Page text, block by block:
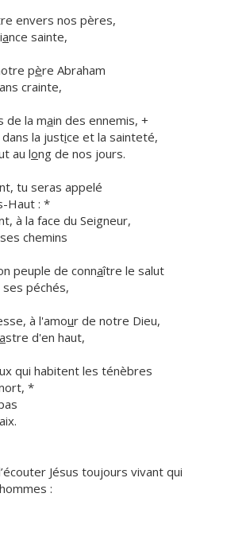
envers nos pères,
ance sainte,
père Abraham
crainte,
de la main des ennemis, +
la justice et la sainteté,
au long de nos jours.
tu seras appelé
Haut : *
à la face du Seigneur,
chemins
peuple de connaître le salut
ses péchés,
à l'amour de notre Dieu,
astre d'en haut,
qui habitent les ténèbres
*
Jésus toujours vivant qui
: